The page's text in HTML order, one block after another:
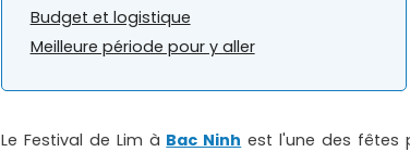
Budget et logistique
Meilleure période pour y aller
Le Festival de Lim à Bac Ninh est l'une des fêtes